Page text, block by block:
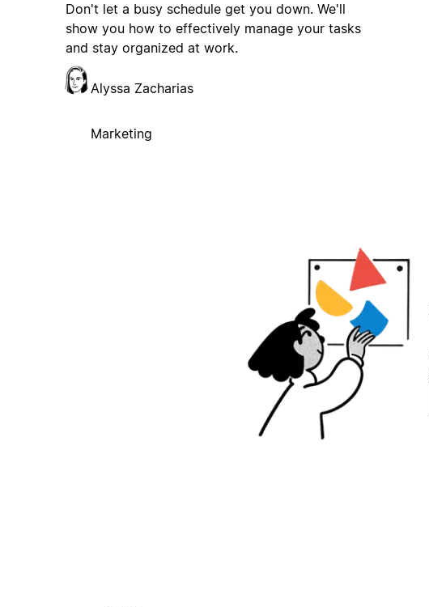
Don't let a busy schedule get you down. We'll
show you how to effectively manage your tasks
and stay organized at work.
Alyssa Zacharias
Marketing